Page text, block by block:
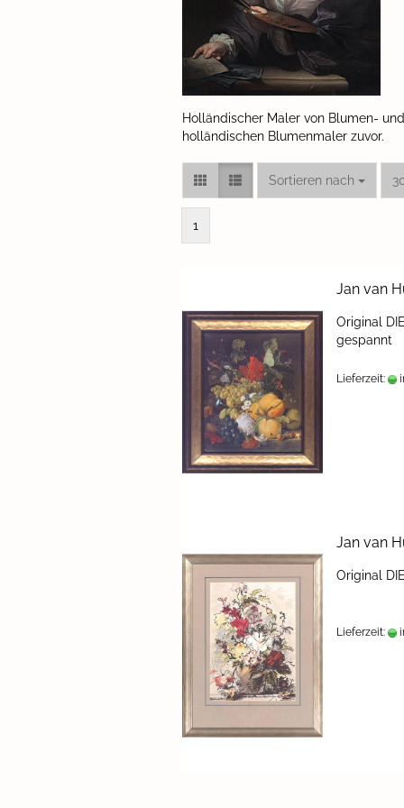
Holländischer Maler von Blumen-
holländischen Blumenmaler zuvor.
Sortieren nach
Sortieren nach
1
Jan van
Ori­gi­nal
ge­spannt
Lieferzeit:
Jan van
Ori­gi­nal
Lieferzeit: